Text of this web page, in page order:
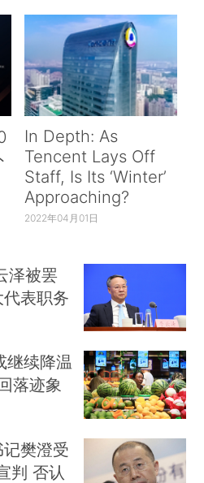
In Depth: As
Tencent Lays Off
Staff, Is Its ‘Winter’
Approaching?
2022年04月01日
泽被罢
表职务
继续降温
落迹象
樊澄受
判 否认